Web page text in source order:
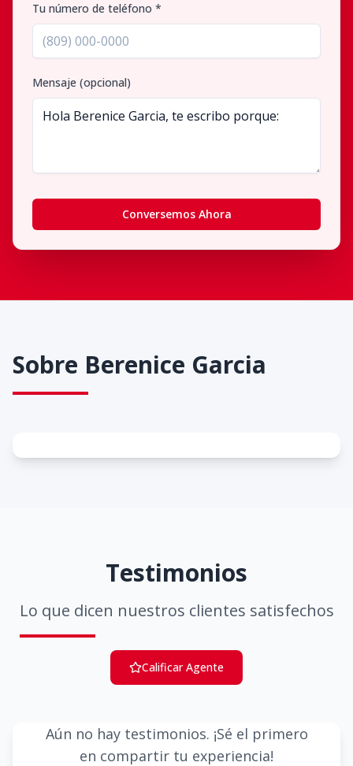
Tu número de teléfono *
Mensaje (opcional)
Conversemos Ahora
Sobre Berenice Garcia
Testimonios
Lo que dicen nuestros clientes satisfechos
Calificar Agente
Aún no hay testimonios. ¡Sé el primero
en compartir tu experiencia!